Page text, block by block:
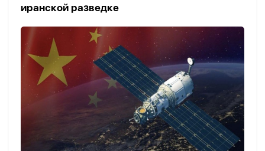
иранской разведке